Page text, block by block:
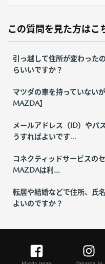
この質問を見た方はこ
引っ越して住所が変わった
らいいですか？
マツダの車を持っていない
MAZDA】
メールアドレス（ID）やパ
うすればよいです...
コネクティッドサービスの
MAZDAは利...
転居や結婚などで住所、氏
よいのですか？